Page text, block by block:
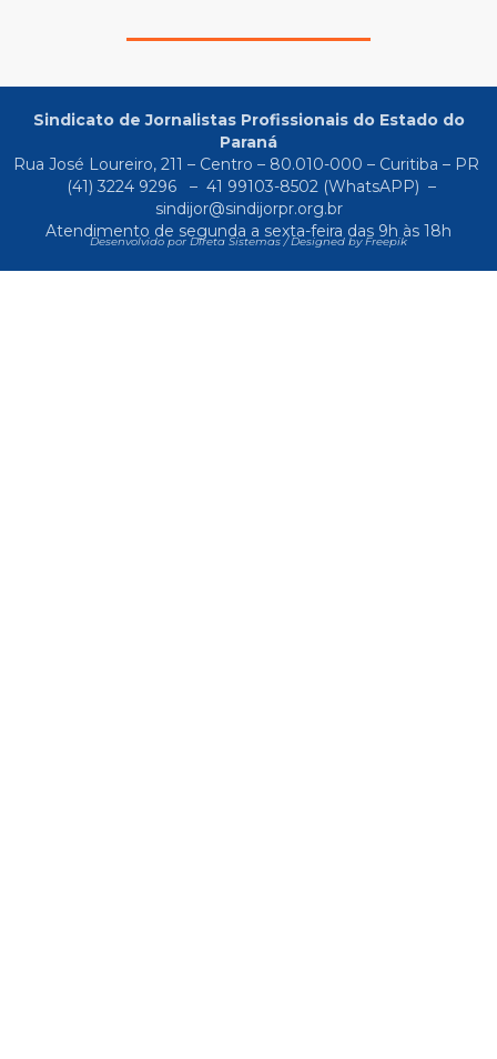
Sindicato de Jornalistas Profissionais do Estado do
Paraná
Rua José Loureiro, 211 – Centro – 80.010-000 – Curitiba – PR
(41) 3224 9296
– 41 99103-8502(WhatsAPP) –
sindijor@sindijorpr.org.br
Atendimento de segunda a sexta-feira das 9h às 18h
Desenvolvido por Direta Sistemas /Designed by Freepik